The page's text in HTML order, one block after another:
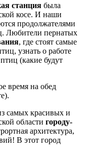
станция была
косе. И наши
продолжателями
Любители пернатых
, где стоят самые
узнать о работе
(какие будут
время на обед
самых красивых и
области городу-
архитектура,
В этот город